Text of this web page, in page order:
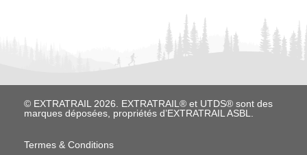
© EXTRATRAIL 2026. EXTRATRAIL® et UTDS® sont des
marques déposées, propriétés d’EXTRATRAIL ASBL.
M
Termes & Conditions